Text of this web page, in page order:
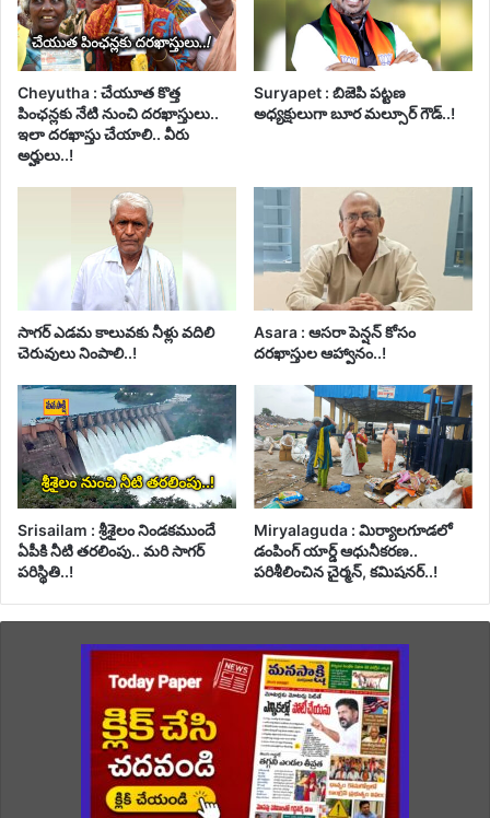
Cheyutha : చేయూత కొత్త
పింఛన్లకు నేటి నుంచి దరఖాస్తులు..
ఇలా దరఖాస్తు చేయాలి.. వీరు
అర్హులు..!
Suryapet : బిజెపి పట్టణ
అధ్యక్షులుగా బూర మల్సూర్ గౌడ్..!
సాగర్ ఎడమ కాలువకు నీళ్లు వదిలి
చెరువులు నింపాలి..!
Asara : ఆసరా పెన్షన్ కోసం
దరఖాస్తుల ఆహ్వానం..!
Srisailam : శ్రీశైలం నిండకముందే
ఏపీకి నీటి తరలింపు.. మరి సాగర్
పరిస్థితి..!
Miryalaguda : మిర్యాలగూడలో
డంపింగ్ యార్డ్ ఆధునీకరణ..
పరిశీలించిన చైర్మన్, కమిషనర్..!